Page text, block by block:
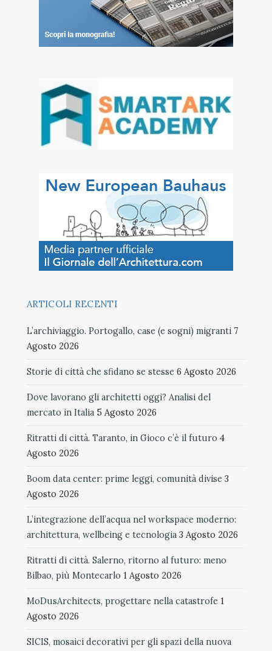
ARTICOLI RECENTI
L’archiviaggio. Portogallo, case (e sogni) migranti 7
Agosto 2026
Storie di città che sfidano se stesse 6 Agosto 2026
Dove lavorano gli architetti oggi? Analisi del
mercato in Italia 5 Agosto 2026
Ritratti di città. Taranto, in Gioco c’è il futuro 4
Agosto 2026
Boom data center: prime leggi, comunità divise 3
Agosto 2026
L’integrazione dell’acqua nel workspace moderno:
architettura, wellbeing e tecnologia 3 Agosto 2026
Ritratti di città. Salerno, ritorno al futuro: meno
Bilbao, più Montecarlo 1 Agosto 2026
MoDusArchitects, progettare nella catastrofe 1
Agosto 2026
SICIS, mosaici decorativi per gli spazi della nuova